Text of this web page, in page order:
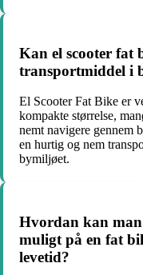
Kan el scooter fat
transportmiddel i
El Scooter Fat Bike er
kompakte størrelse,
nemt navigere gennem
en hurtig og nem
bymiljøet.
Hvordan kan man
muligt på en fat
levetid?